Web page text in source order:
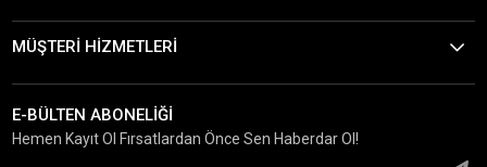
MÜŞTERİ HİZMETLERİ
E-BÜLTEN ABONELİĞİ
Hemen Kayıt Ol Fırsatlardan Önce Sen Haberdar Ol!